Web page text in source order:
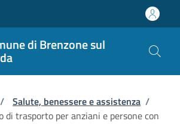
di Brenzone sul
pane
/ Salute, benessere e assistenza /
di trasporto per anziani e persone con